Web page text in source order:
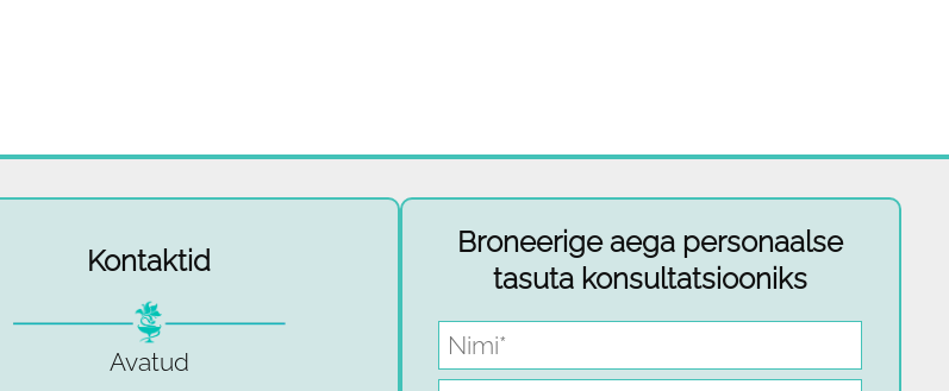
Kontaktid
Avatud
Broneerige aega personaalse
tasuta konsultatsiooniks